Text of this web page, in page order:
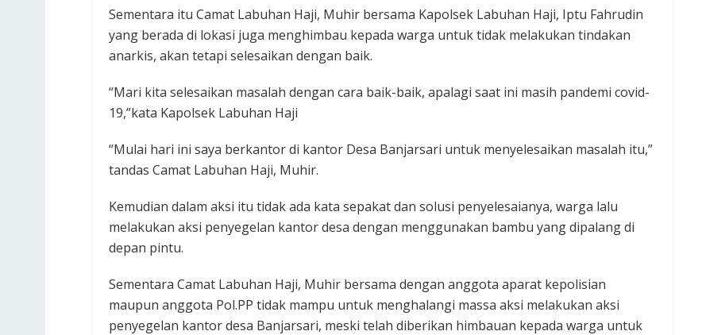
Sementara itu Camat Labuhan Haji, Muhir bersama Kapolsek Labuhan Haji, Iptu Fahrudin
yang berada di lokasi juga menghimbau kepada warga untuk tidak melakukan tindakan
anarkis, akan tetapi selesaikan dengan baik.
“Mari kita selesaikan masalah dengan cara baik-baik, apalagi saat ini masih pandemi covid-
19,”kata Kapolsek Labuhan Haji ‎
“Mulai hari ini saya berkantor di kantor Desa Banjarsari untuk menyelesaikan masalah itu,”
tandas Camat Labuhan Haji, Muhir.
Kemudian dalam aksi itu tidak ada kata sepakat dan solusi penyelesaianya, warga lalu
melakukan aksi penyegelan kantor desa dengan menggunakan bambu yang dipalang di
depan pintu.
Sementara Camat Labuhan Haji, Muhir bersama dengan anggota aparat kepolisian
maupun anggota Pol.PP tidak mampu untuk menghalangi massa aksi melakukan aksi
penyegelan kantor desa Banjarsari, meski telah diberikan himbauan kepada warga untuk